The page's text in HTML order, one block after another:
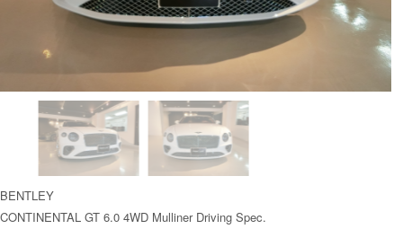
BENTLEY
CONTINENTAL GT 6.0 4WD Mulliner Driving Spec.